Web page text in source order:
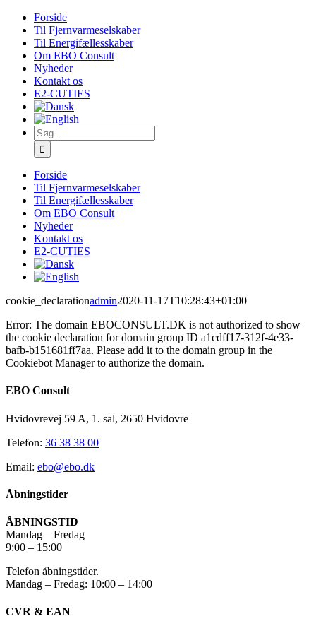
Skip
content
Forside
Til Fjernvarmeselskaber
Til Energifællesskaber
Om EBO Consult
Nyheder
Kontakt os
E2-CUTIES
Søg
efter:
Forside
Til Fjernvarmeselskaber
Til Energifællesskaber
Om EBO Consult
Nyheder
Kontakt os
E2-CUTIES
cookie_declarationadmin2020-11-17T10:28:43+01:00
Error: The domain EBOCONSULT.DK is not authorized to show
the cookie declaration for domain group ID a1cdff17-312f-4e33-
bafb-b151681ff7aa. Please add it to the domain group in the
Cookiebot Manager to authorize the domain.
EBO Consult
Hvidovrevej 59 A, 1. sal, 2650 Hvidovre
Telefon: 36 38 38 00
Email: ebo@ebo.dk
Åbningstider
ÅBNINGSTID
Mandag – Fredag
9:00 – 15:00
Telefon åbningstider.
Mandag – Fredag: 10:00 – 14:00
CVR & EAN